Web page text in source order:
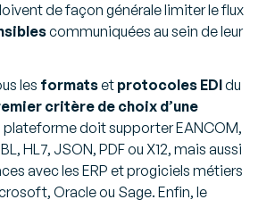
de façon générale limiter le flux
communiquées au sein de leur
les formatset protocoles EDIdu
critère de choix d’une
plateforme doit supporter EANCOM,
HL7, JSON, PDF ou X12, mais aussi
avec les ERP et progiciels métiers
Oracle ou Sage. Enfin, le